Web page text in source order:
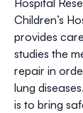
Hospital
Children’s
provides
studies the
repair in
lung
is to bring